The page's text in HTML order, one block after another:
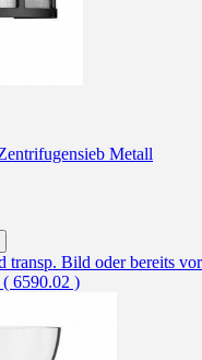
Metall
transp. Bild oder bereits
6590.02 )